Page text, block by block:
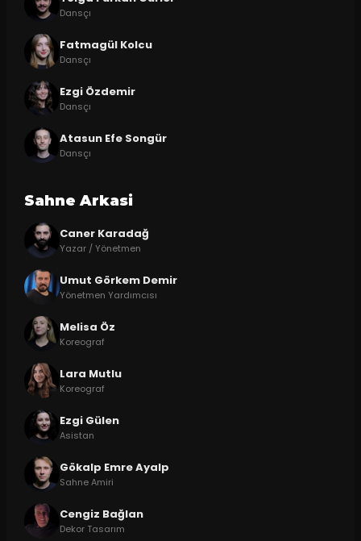
Dansçı
Fatmagül Kolcu
Dansçı
Ezgi Özdemir
Dansçı
Atasun Efe Songür
Dansçı
Sahne Arkasi
Caner Karadağ
Yazar / Yönetmen
Umut Görkem Demir
Yönetmen Yardımcısı
Melisa Öz
Koreograf
Lara Mutlu
Koreograf
Ezgi Gülen
Asistan
Gökalp Emre Ayalp
Sahne Amiri
Cengiz Bağlan
Dekor Tasarım